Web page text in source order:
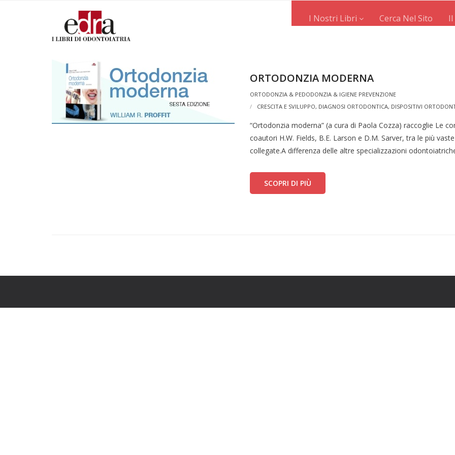
I Nostri Libri Cerca Nel Sito
ORTODONZIA MODERNA
ORTODONZIA & PEDODONZIA & IGIENE PREVENZIONE
CRESCITA E SVILUPPO, DIAGNOSI ORTODONTICA, DISPOSITIVI
“Ortodonzia moderna” (a cura di Paola Cozza) raccoglie Le
coautori H.W. Fields, B.E. Larson e D.M. Sarver, tra le più
collegate.A differenza delle altre specializzazioni
SCOPRI DI PIÙ